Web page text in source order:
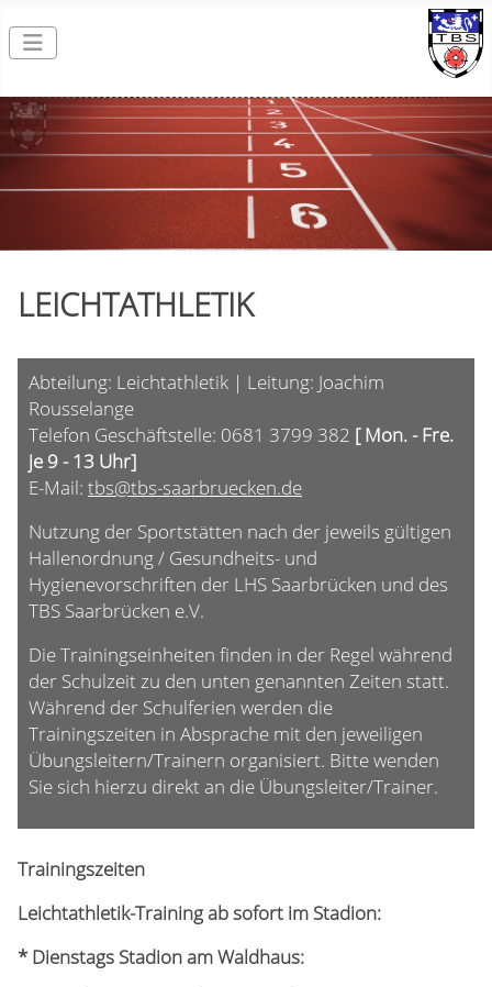
LEICHTATHLETIK
Abteilung: Leichtathletik | Leitung: Joachim
Rousselange
Telefon Geschäftstelle: 0681 3799 382 [ Mon. - Fre.
je 9 - 13 Uhr]
E-Mail: tbs@tbs-saarbruecken.de
Nutzung der Sportstätten nach der jeweils gültigen
Hallenordnung / Gesundheits- und
Hygienevorschriften der LHS Saarbrücken und des
TBS Saarbrücken e.V.
Die Trainingseinheiten finden in der Regel während
der Schulzeit zu den unten genannten Zeiten statt.
Während der Schulferien werden die
Trainingszeiten in Absprache mit den jeweiligen
Übungsleitern/Trainern organisiert. Bitte wenden
Sie sich hierzu direkt an die Übungsleiter/Trainer.
Trainingszeiten
Leichtathletik-Training ab sofort im Stadion:
* Dienstags Stadion am Waldhaus: